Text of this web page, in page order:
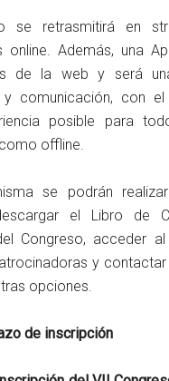
se retrasmitirá en
online. Además, una
de la web y será
y comunicación, con
posible para
offline.
se podrán
el Libro de
Congreso, acceder
y
opciones.
de inscripción